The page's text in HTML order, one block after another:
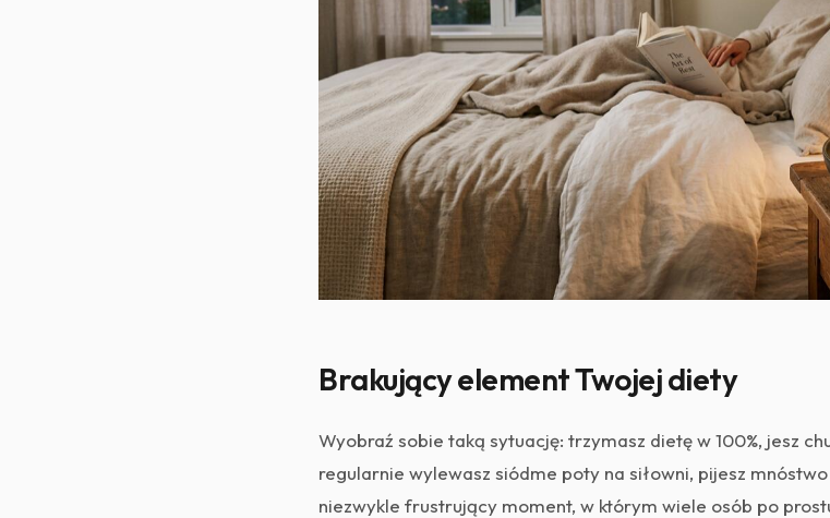
Brakujący element Twojej diety
Wyobraź sobie taką sytuację: trzymasz dietę w 100%, jesz
regularnie wylewasz siódme poty na siłowni, pijesz
niezwykle frustrujący moment, w którym wiele osób po